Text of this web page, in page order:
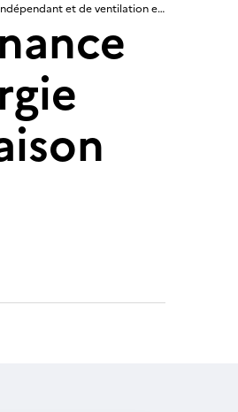
Technicien d’entretien et de maintenance des systèmes de chauffage bois énergie indépendant et de ventilation en maison individuelle